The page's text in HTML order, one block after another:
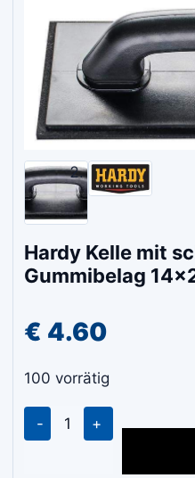
Hardy Kelle mit
Gummibelag
€ 4.60
100 vorrätig
Hardy
Kelle